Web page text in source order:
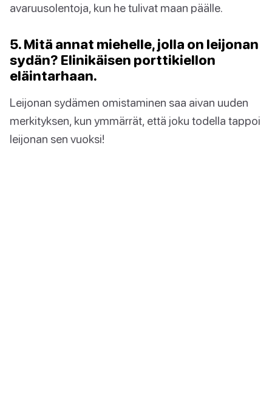
avaruusolentoja, kun he tulivat maan päälle.
5. Mitä annat miehelle, jolla on leijonan
sydän? Elinikäisen porttikiellon
eläintarhaan.
Leijonan sydämen omistaminen saa aivan uuden
merkityksen, kun ymmärrät, että joku todella tappoi
leijonan sen vuoksi!